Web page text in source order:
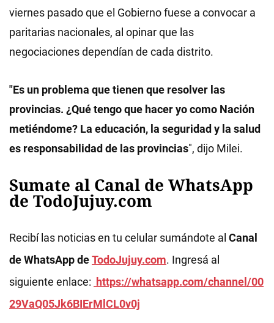
viernes pasado que el Gobierno fuese a convocar a
paritarias nacionales, al opinar que las
negociaciones dependían de cada distrito.
"Es un problema que tienen que resolver las
provincias. ¿Qué tengo que hacer yo como Nación
metiéndome? La educación, la seguridad y la salud
es responsabilidad de las provincias", dijo Milei.
Sumate al Canal de WhatsApp
de TodoJujuy.com
Recibí las noticias en tu celular sumándote al Canal
de WhatsApp deTodoJujuy.com. Ingresá al
siguiente enlace: https://whatsapp.com/channel/00
29VaQ05Jk6BIErMlCL0v0j